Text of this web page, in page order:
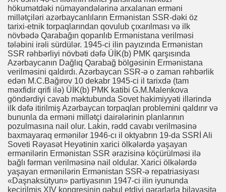
hökumətdəki nümayəndələrinə arxalanan erməni
millətçiləri azərbaycanlıların Ermənistan SSR-dəki öz
tarixi-etnik torpaqlarından qovulub çıxarılması və ilk
növbədə Qarabağın qoparılıb Ermənistana verilməsi
tələbini irəli sürdülər. 1945-ci ilin payızında Ermənistan
SSR rəhbərliyi növbəti dəfə ÜİK(b) PMK qarşısında
Azərbaycanın Dağlıq Qarabağ bölgəsinin Ermənistana
verilməsini qaldırdı. Azərbaycan SSR-ə o zaman rəhbərlik
edən M.C.Bağırov 10 dekabr 1945-ci il tarixdə (tam
məxfidir qrifi ilə) ÜİK(b) PMK katibi G.M.Malenkova
göndərdiyi cavab məktubunda Sovet hakimiyyəti illərində
ilk dəfə itirilmiş Azərbaycan torpaqları problemini qaldırır və
bununla da erməni millətçi dairələrinin planlarının
pozulmasına nail olur. Lakin, rədd cavabı verilməsinə
baxmayaraq ermənilər 1946-cı il oktyabrın 19-da SSRİ Ali
Soveti Rəyasət Heyətinin xarici ölkələrdə yaşayan
ermənilərin Ermənistan SSR ərazisinə köçürülməsi ilə
bağlı fərman verilməsinə nail oldular. Xarici ölkələrdə
yaşayan ermənilərin Ermənistan SSR-ə repatriasiyası
«Daşnaksütyun» partiyasının 1947-ci ilin iyununda
keçirilmiş XIV konqresinin qəbul etdiyi qərarlarla bilavasitə